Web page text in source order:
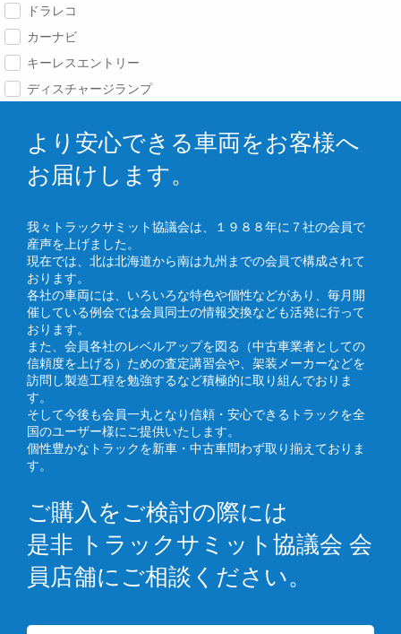
ドラレコ
カーナビ
キーレスエントリー
ディスチャージランプ
より安心できる車両をお客様へ
お届けします。
我々トラックサミット協議会は、１９８８年に７社の会員で
産声を上げました。
現在では、北は北海道から南は九州までの会員で構成されて
おります。
各社の車両には、いろいろな特色や個性などがあり、毎月開
催している例会では会員同士の情報交換なども活発に行って
おります。
また、会員各社のレベルアップを図る（中古車業者としての
信頼度を上げる）ための査定講習会や、架装メーカーなどを
訪問し製造工程を勉強するなど積極的に取り組んでおりま
す。
そして今後も会員一丸となり信頼・安心できるトラックを全
国のユーザー様にご提供いたします。
個性豊かなトラックを新車・中古車問わず取り揃えておりま
す。
ご購入をご検討の際には
是非 トラックサミット協議会 会
員店舗にご相談ください。